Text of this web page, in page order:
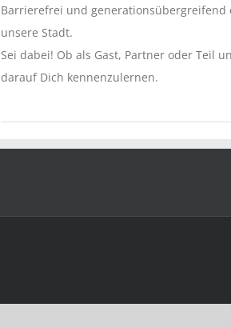
Barrierefrei und
unsere Stadt.
Sei dabei! Ob als Gast, Partner oder Teil
darauf Dich kennenzulernen.